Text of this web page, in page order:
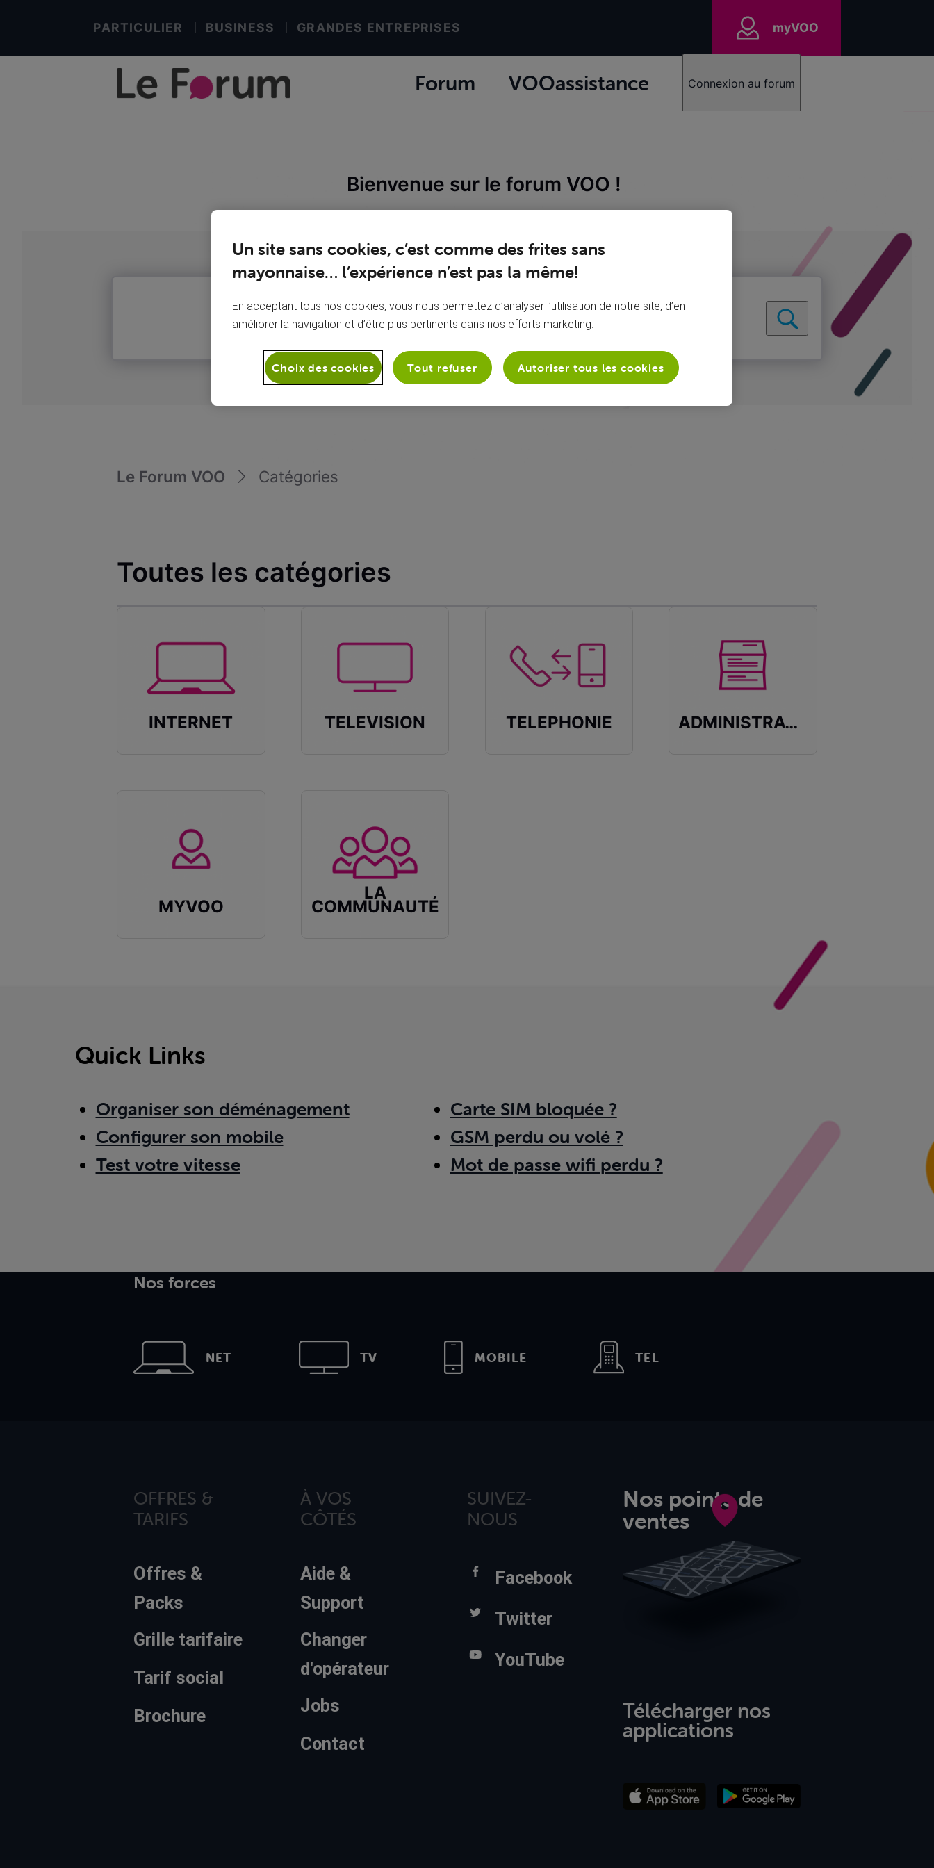
PARTICULIER BUSINESS GRANDES ENTREPRISES myVOO
Forum VOOassistance Connexion au forum
Bienvenue sur le forum VOO !
Le Forum VOO Catégories
Toutes les catégories
INTERNET TÉLÉVISION TÉLÉPHONIE ADMINISTRATIF
MYVOO
LA
COMMUNAUTÉ
Quick Links
Organiser son déménagement
Configurer son mobile
Test votre vitesse
Carte SIM bloquée ?
GSM perdu ou volé ?
Mot de passe wifi perdu ?
Nos forces
NET TV MOBILE TEL
OFFRES &
TARIFS
Offres &
Packs
Grille tarifaire
Tarif social
Brochure
À VOS
CÔTÉS
Aide &
Support
Changer
d'opérateur
Jobs
Contact
SUIVEZ-
NOUS
Facebook
Twitter
YouTube
Nos points de
ventes
Télécharger nos
applications
Un site sans cookies, c’est comme des frites sans
mayonnaise… l’expérience n’est pas la même!
En acceptant tous nos cookies, vous nous permettez d’analyser l’utilisation de notre site, d’en
améliorer la navigation et d’être plus pertinents dans nos efforts marketing.
Tout refuser Autoriser tous les cookies
Choix des cookies